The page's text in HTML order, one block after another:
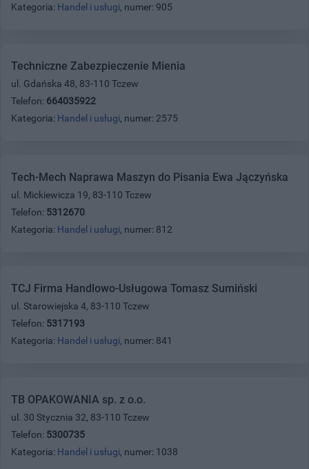
Kategoria: Handel i usługi, numer: 905
Techniczne Zabezpieczenie Mienia
ul. Gdańska 48, 83-110 Tczew
Telefon: 664035922
Kategoria: Handel i usługi, numer: 2575
Tech-Mech Naprawa Maszyn do Pisania Ewa Jączyńska
ul. Mickiewicza 19, 83-110 Tczew
Telefon: 5312670
Kategoria: Handel i usługi, numer: 812
TCJ Firma Handlowo-Usługowa Tomasz Sumiński
ul. Starowiejska 4, 83-110 Tczew
Telefon: 5317193
Kategoria: Handel i usługi, numer: 841
TB OPAKOWANIA sp. z o.o.
ul. 30 Stycznia 32, 83-110 Tczew
Telefon: 5300735
Kategoria: Handel i usługi, numer: 1038